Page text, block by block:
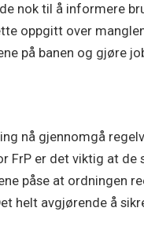
nok til å informere
oppgitt over
på banen og gjøre
nå gjennomgå
FrP er det viktig at
påse at ordningen
helt avgjørende å